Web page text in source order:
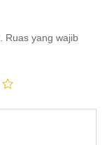
Ruas yang wajib